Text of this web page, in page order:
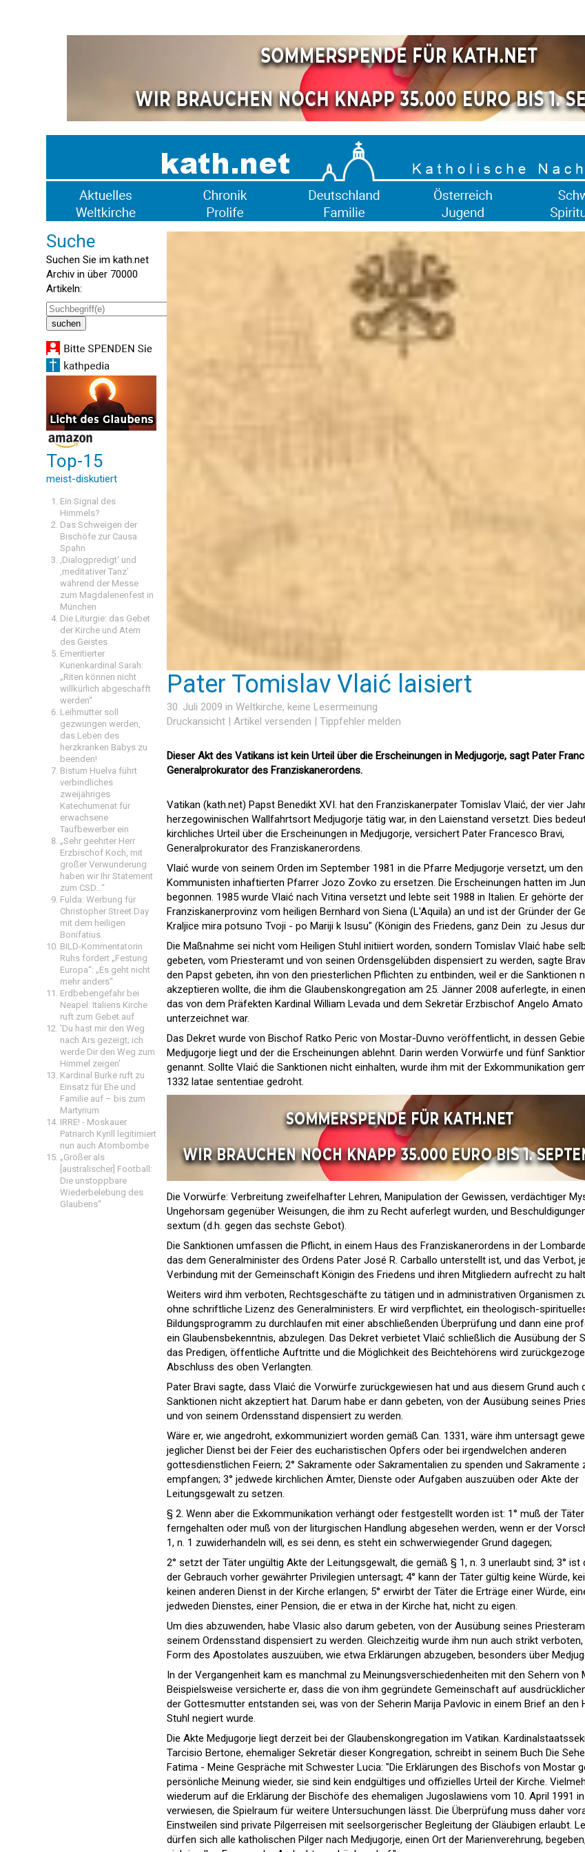
Suche
Suchen Sie im kath.net
Archiv in über 70000
Artikeln:
Top-15
meist-diskutiert
Ein Signal des
Himmels?
Das Schweigen der
Bischöfe zur Causa
Spahn
‚Dialogpredigt‘ und
‚meditativer Tanz’
während der Messe
zum Magdalenenfest in
München
Die Liturgie: das Gebet
der Kirche und Atem
des Geistes
Emeritierter
Kurienkardinal Sarah:
„Riten können nicht
willkürlich abgeschafft
werden“
Leihmutter soll
gezwungen werden,
das Leben des
herzkranken Babys zu
beenden!
Bistum Huelva führt
verbindliches
zweijähriges
Katechumenat für
erwachsene
Taufbewerber ein
„Sehr geehrter Herr
Erzbischof Koch, mit
großer Verwunderung
haben wir Ihr Statement
zum CSD…“
Fulda: Werbung für
Christopher Street Day
mit dem heiligen
Bonifatius
BILD-Kommentatorin
Ruhs fordert „Festung
Europa“: „Es geht nicht
mehr anders“
Erdbebengefahr bei
Neapel: Italiens Kirche
ruft zum Gebet auf
'Du hast mir den Weg
nach Ars gezeigt; ich
werde Dir den Weg zum
Himmel zeigen'
Kardinal Burke ruft zu
Einsatz für Ehe und
Familie auf – bis zum
Martyrium
IRRE! - Moskauer
Patriarch Kyrill legitimiert
nun auch Atombombe
„Größer als
[australischer] Football:
Die unstoppbare
Wiederbelebung des
Glaubens“
Pater Tomislav Vlaić laisiert
30. Juli 2009 in Weltkirche, keine Lesermeinung
Druckansicht | Artikel versenden | Tippfehler melden
Dieser Akt des Vatikans ist kein Urteil über die Erscheinungen in Medjugorje, sagt Pater
Generalprokurator des Franziskanerordens.
Vatikan (kath.net) Papst Benedikt XVI. hat den Franziskanerpater Tomislav Vlaić, der vier
herzegowinischen Wallfahrtsort Medjugorje tätig war, in den Laienstand versetzt. Dies
kirchliches Urteil über die Erscheinungen in Medjugorje, versichert Pater Francesco Bravi,
Generalprokurator des Franziskanerordens.
Vlaić wurde von seinem Orden im September 1981 in die Pfarre Medjugorje versetzt, um
Kommunisten inhaftierten Pfarrer Jozo Zovko zu ersetzen. Die Erscheinungen hatten im
begonnen. 1985 wurde Vlaić nach Vitina versetzt und lebte seit 1988 in Italien. Er gehörte der
Franziskanerprovinz vom heiligen Bernhard von Siena (L'Aquila) an und ist der Gründer der
Kraljice mira potsuno Tvoji - po Mariji k Isusu" (Königin des Friedens, ganz Dein  zu Jesus
Die Maßnahme sei nicht vom Heiligen Stuhl initiiert worden, sondern Tomislav Vlaić habe
gebeten, vom Priesteramt und von seinen Ordensgelübden dispensiert zu werden, sagte
den Papst gebeten, ihn von den priesterlichen Pflichten zu entbinden, weil er die Sanktionen
akzeptieren wollte, die ihm die Glaubenskongregation am 25. Jänner 2008 auferlegte, in
das von dem Präfekten Kardinal William Levada und dem Sekretär Erzbischof Angelo Amato
unterzeichnet war.
Das Dekret wurde von Bischof Ratko Peric von Mostar-Duvno veröffentlicht, in dessen
Medjugorje liegt und der die Erscheinungen ablehnt. Darin werden Vorwürfe und fünf
genannt. Sollte Vlaić die Sanktionen nicht einhalten, wurde ihm mit der Exkommunikation
1332 latae sententiae gedroht.
Die Vorwürfe: Verbreitung zweifelhafter Lehren, Manipulation der Gewissen, verdächtiger
Ungehorsam gegenüber Weisungen, die ihm zu Recht auferlegt wurden, und
sextum (d.h. gegen das sechste Gebot).
Die Sanktionen umfassen die Pflicht, in einem Haus des Franziskanerordens in der
das dem Generalminister des Ordens Pater José R. Carballo unterstellt ist, und das Verbot,
Verbindung mit der Gemeinschaft Königin des Friedens und ihren Mitgliedern aufrecht zu
Weiters wird ihm verboten, Rechtsgeschäfte zu tätigen und in administrativen Organismen zu
ohne schriftliche Lizenz des Generalministers. Er wird verpflichtet, ein theologisch-
Bildungsprogramm zu durchlaufen mit einer abschließenden Überprüfung und dann eine
ein Glaubensbekenntnis, abzulegen. Das Dekret verbietet Vlaić schließlich die Ausübung der
das Predigen, öffentliche Auftritte und die Möglichkeit des Beichtehörens wird
Abschluss des oben Verlangten.
Pater Bravi sagte, dass Vlaić die Vorwürfe zurückgewiesen hat und aus diesem Grund auch
Sanktionen nicht akzeptiert hat. Darum habe er dann gebeten, von der Ausübung seines
und von seinem Ordensstand dispensiert zu werden.
Wäre er, wie angedroht, exkommuniziert worden gemäß Can. 1331, wäre ihm untersagt
jeglicher Dienst bei der Feier des eucharistischen Opfers oder bei irgendwelchen anderen
gottesdienstlichen Feiern; 2° Sakramente oder Sakramentalien zu spenden und Sakramente
empfangen; 3° jedwede kirchlichen Ämter, Dienste oder Aufgaben auszuüben oder Akte der
Leitungsgewalt zu setzen.
§ 2. Wenn aber die Exkommunikation verhängt oder festgestellt worden ist: 1° muß der Täter
ferngehalten oder muß von der liturgischen Handlung abgesehen werden, wenn er der
1, n. 1 zuwiderhandeln will, es sei denn, es steht ein schwerwiegender Grund dagegen;
2° setzt der Täter ungültig Akte der Leitungsgewalt, die gemäß § 1, n. 3 unerlaubt sind; 3° ist
der Gebrauch vorher gewährter Privilegien untersagt; 4° kann der Täter gültig keine Würde,
keinen anderen Dienst in der Kirche erlangen; 5° erwirbt der Täter die Erträge einer Würde,
jedweden Dienstes, einer Pension, die er etwa in der Kirche hat, nicht zu eigen.
Um dies abzuwenden, habe Vlasic also darum gebeten, von der Ausübung seines
seinem Ordensstand dispensiert zu werden. Gleichzeitig wurde ihm nun auch strikt verboten,
Form des Apostolates auszuüben, wie etwa Erklärungen abzugeben, besonders über
In der Vergangenheit kam es manchmal zu Meinungsverschiedenheiten mit den Sehern von
Beispielsweise versicherte er, dass die von ihm gegründete Gemeinschaft auf
der Gottesmutter entstanden sei, was von der Seherin Marija Pavlovic in einem Brief an den
Stuhl negiert wurde.
Die Akte Medjugorje liegt derzeit bei der Glaubenskongregation im Vatikan.
Tarcisio Bertone, ehemaliger Sekretär dieser Kongregation, schreibt in seinem Buch Die
Fatima - Meine Gespräche mit Schwester Lucia: "Die Erklärungen des Bischofs von Mostar
persönliche Meinung wieder, sie sind kein endgültiges und offizielles Urteil der Kirche.
wiederum auf die Erklärung der Bischöfe des ehemaligen Jugoslawiens vom 10. April 1991
verwiesen, die Spielraum für weitere Untersuchungen lässt. Die Überprüfung muss daher
Einstweilen sind private Pilgerreisen mit seelsorgerischer Begleitung der Gläubigen erlaubt.
dürfen sich alle katholischen Pilger nach Medjugorje, einen Ort der Marienverehrung,